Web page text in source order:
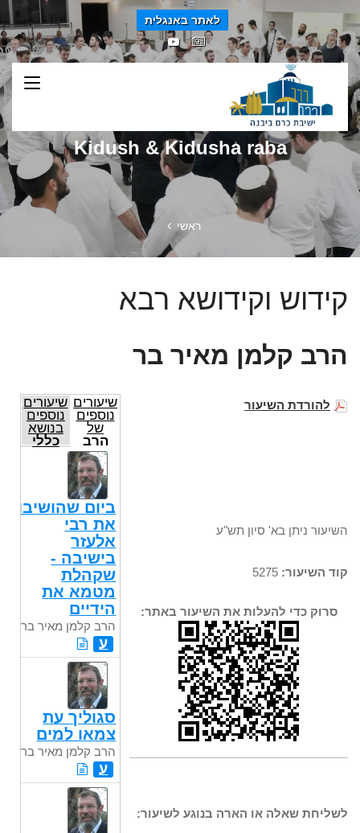
לאתר באנגלית
Kidush & Kidusha raba
ראשי
קידוש וקידושא רבא
הרב קלמן מאיר בר
להורדת השיעור
השיעור ניתן בא' סיון תש"ע
קוד השיעור:
סרוק כדי להעלות את השיעור באתר:
לשליחת שאלה או הארה בנוגע לשיעור:
שיעורים
נוספים
של
הרב
קלמן
מאיר
בר
שיעורים
נוספים
בנושא
כללי
ביום שהושיבו
את רבי
אלעזר
בישיבה -
שקהלת
מטמא את
הידיים
הרב קלמן מאיר בר
ע
סגוליך עת
צמאו למים
הרב קלמן מאיר בר
ע